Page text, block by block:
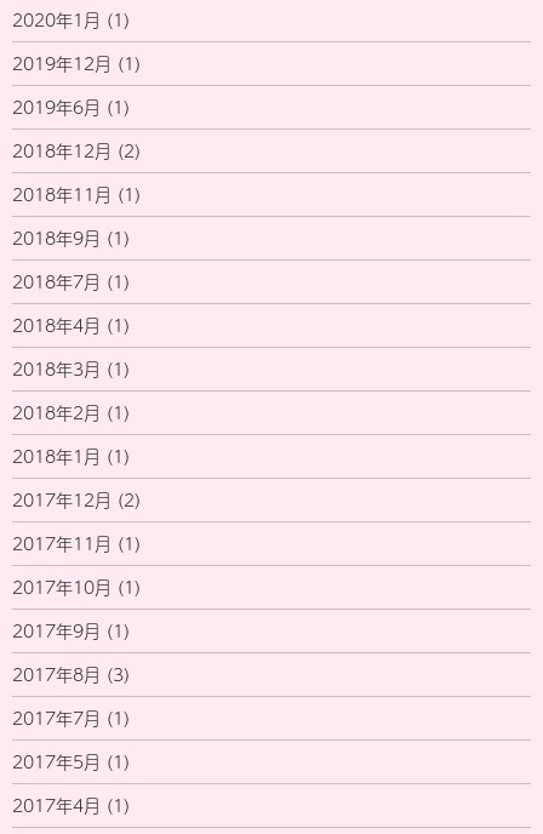
2020年1月 (1)
2019年12月 (1)
2019年6月 (1)
2018年12月 (2)
2018年11月 (1)
2018年9月 (1)
2018年7月 (1)
2018年4月 (1)
2018年3月 (1)
2018年2月 (1)
2018年1月 (1)
2017年12月 (2)
2017年11月 (1)
2017年10月 (1)
2017年9月 (1)
2017年8月 (3)
2017年7月 (1)
2017年5月 (1)
2017年4月 (1)